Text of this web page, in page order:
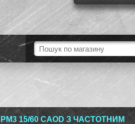
15/60 CAOD З ЧАСТОТНИМ